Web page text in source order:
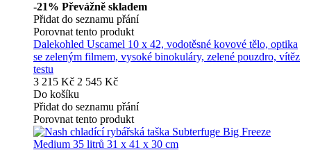
-21% Převážně skladem
Přidat do seznamu přání
Porovnat tento produkt
Dalekohled Uscamel 10 x 42, vodotěsné kovové tělo, optika
se zeleným filmem, vysoké binokuláry, zelené pouzdro, vítěz
testu
3 215 Kč 2 545 Kč
Do košíku
Přidat do seznamu přání
Porovnat tento produkt